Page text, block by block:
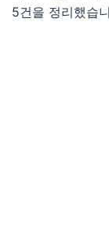
5건을 정리했습